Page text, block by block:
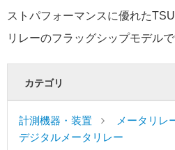
ストパフォーマンスに優れた
リレーのフラッグシップモデルで
カテゴリ
計測機器・装置
メータリレ
デジタルメータリレー